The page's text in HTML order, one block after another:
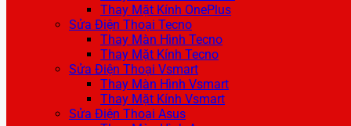
Thay Mặt Kính OnePlus
Sửa Điện Thoại Tecno
Thay Màn Hình Tecno
Thay Mặt Kính Tecno
Sửa Điện Thoại Vsmart
Thay Màn Hình Vsmart
Thay Mặt Kính Vsmart
Sửa Điện Thoại Asus